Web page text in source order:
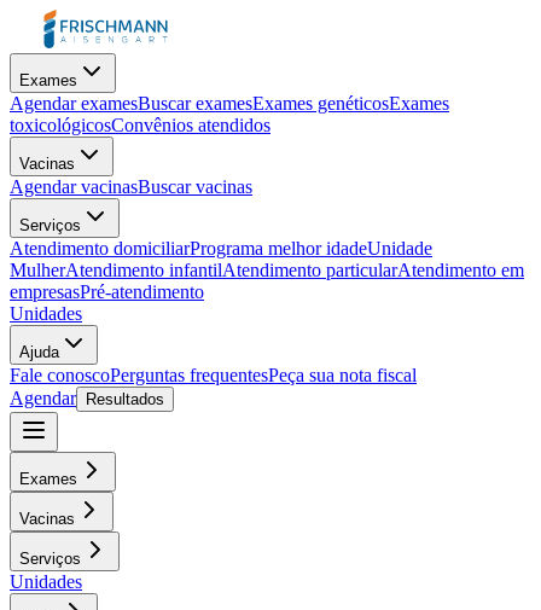
Exames
Agendar examesBuscar examesExames genéticosExames
toxicológicosConvênios atendidos
Vacinas
Agendar vacinasBuscar vacinas
Serviços
Atendimento domiciliarPrograma melhor idadeUnidade
MulherAtendimento infantilAtendimento particularAtendimento em
empresasPré-atendimento
Unidades
Ajuda
Fale conoscoPerguntas frequentesPeça sua nota fiscal
Agendar
Resultados
Exames
Vacinas
Serviços
Unidades